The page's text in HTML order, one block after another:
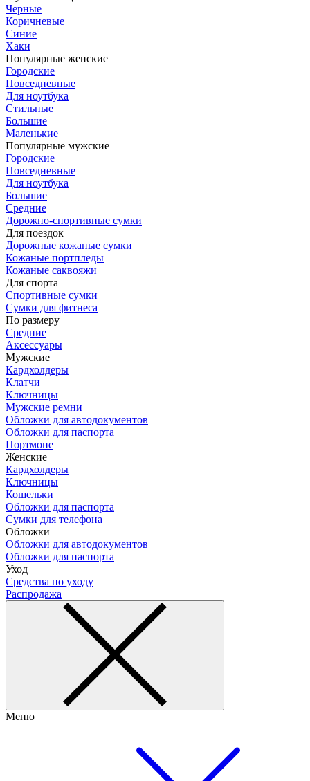
Черные
Коричневые
Синие
Хаки
Популярные женские
Городские
Повседневные
Для ноутбука
Стильные
Большие
Маленькие
Популярные мужские
Городские
Повседневные
Для ноутбука
Большие
Средние
Дорожно-спортивные сумки
Для поездок
Дорожные кожаные сумки
Кожаные портпледы
Кожаные саквояжи
Для спорта
Спортивные сумки
Сумки для фитнеса
По размеру
Средние
Аксессуары
Мужские
Кардхолдеры
Клатчи
Ключницы
Мужские ремни
Обложки для автодокументов
Обложки для паспорта
Портмоне
Женские
Кардхолдеры
Ключницы
Кошельки
Обложки для паспорта
Сумки для телефона
Обложки
Обложки для автодокументов
Обложки для паспорта
Уход
Средства по уходу
Распродажа
Меню